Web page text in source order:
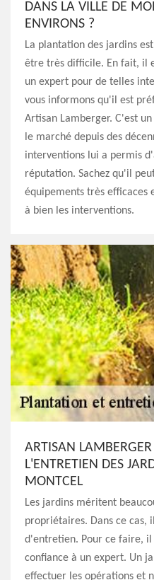
DANS LA VILLE DE
ENVIRONS ?
La plantation des jardins
être très difficile. En fait, il
un expert pour de telles
vous informons qu'il est
Artisan Lamberger. C'est
le marché depuis des
interventions lui a permis
réputation. Sachez qu'il
équipements très efficaces
à bien les interventions.
ARTISAN
L'ENTRETIEN DES
MONTCEL
Les jardins méritent
propriétaires. Dans ce cas,
d'entretien. Pour ce faire,
confiance à un expert. Un
effectuer les opérations et